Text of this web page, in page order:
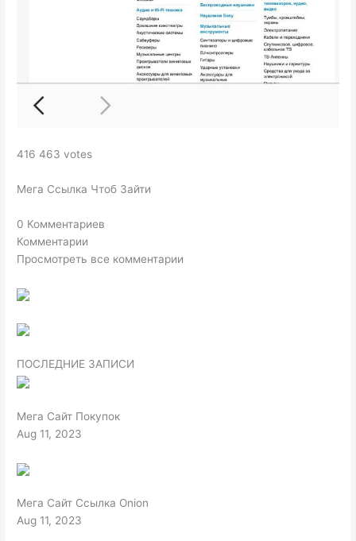
416 463 votes
Мега Ссылка Чтоб Зайти
0 Комментариев
Комментарии
Просмотреть все комментарии
ПОСЛЕДНИЕ ЗАПИСИ
Мега Сайт Покупок
Aug 11, 2023
Мега Сайт Ссылка Onion
Aug 11, 2023